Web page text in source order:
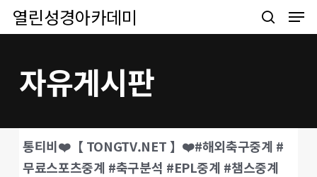
Skip열린성경아카데미
search
자유게시판
통티비❤️【 TONGTV.NET 】❤️#해외축구중계 #
무료스포츠중계 #축구분석 #EPL중계 #챔스중계